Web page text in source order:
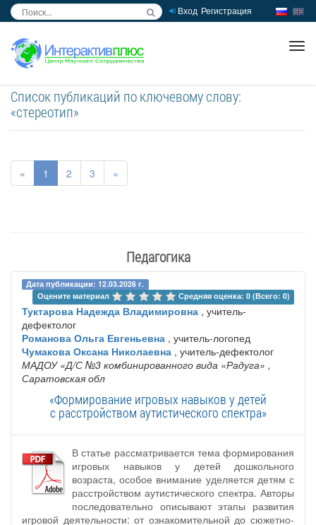
Вход Регистрация
Список публикаций по ключевому слову:
«стереотип»
« 1 2 3 »
Педагогика
Дата публикации: 12.03.2026 г.
Оцените материал
Средняя оценка: 0 (Всего: 0)
Туктарова Надежда Владимировна , учитель-
дефектолог
Романова Ольга Евгеньевна , учитель-логопед
Чумакова Оксана Николаевна , учитель-дефектолог
МАДОУ «Д/С №3 комбинированного вида «Радуга» ,
Саратовская обл
«Формирование игровых навыков у детей
с расстройством аутистического спектра»
В статье рассматривается тема формирования
игровых навыков у детей дошкольного
возраста, особое внимание уделяется детям с
расстройством аутистического спектра. Авторы
последовательно описывают этапы развития
игровой деятельности: от ознакомительной до сюжетно-